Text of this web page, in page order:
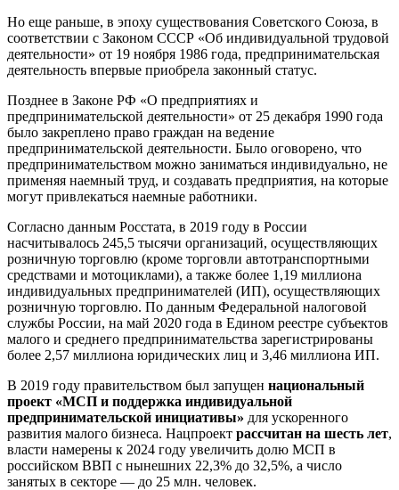
Но еще раньше, в эпоху существования Советского Союза, в
соответствии с Законом СССР «Об индивидуальной трудовой
деятельности» от 19 ноября 1986 года, предпринимательская
деятельность впервые приобрела законный статус.
Позднее в Законе РФ «О предприятиях и
предпринимательской деятельности» от 25 декабря 1990 года
было закреплено право граждан на ведение
предпринимательской деятельности. Было оговорено, что
предпринимательством можно заниматься индивидуально, не
применяя наемный труд, и создавать предприятия, на которые
могут привлекаться наемные работники.
Согласно данным Росстата, в 2019 году в России
насчитывалось 245,5 тысячи организаций, осуществляющих
розничную торговлю (кроме торговли автотранспортными
средствами и мотоциклами), а также более 1,19 миллиона
индивидуальных предпринимателей (ИП), осуществляющих
розничную торговлю. По данным Федеральной налоговой
службы России, на май 2020 года в Едином реестре субъектов
малого и среднего предпринимательства зарегистрированы
более 2,57 миллиона юридических лиц и 3,46 миллиона ИП.
В 2019 году правительством был запущен национальный
проект «МСП и поддержка индивидуальной
предпринимательской инициативы» для ускоренного
развития малого бизнеса. Нацпроект рассчитан на шесть лет,
власти намерены к 2024 году увеличить долю МСП в
российском ВВП с нынешних 22,3% до 32,5%, а число
занятых в секторе — до 25 млн. человек.